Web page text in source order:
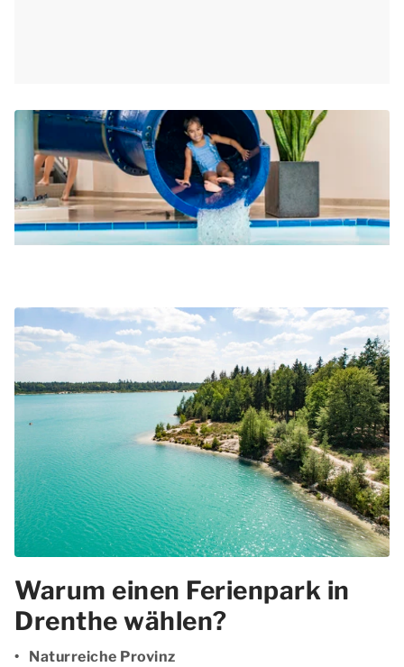
Warum einen Ferienpark in
Drenthe wählen?
Naturreiche Provinz